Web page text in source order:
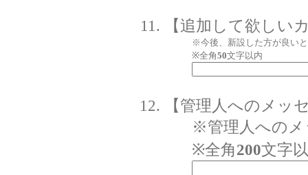
【追加して欲しい
※今後、新設した方が良い
※全角50文字以内
【管理人へのメッ
※管理人へのメ
※全角200文字